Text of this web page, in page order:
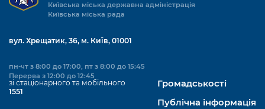
Київська міська державна адміністрація
Київська міська рада
вул. Хрещатик, 36, м. Київ, 01001
пн-чт з 8:00 до 17:00, пт з 8:00 до 15:45
Перерва з 12:00 до 12:45
зі стаціонарного та мобільного
1551
Громадськості
Публічна інформація